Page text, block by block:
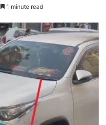
1 minute read